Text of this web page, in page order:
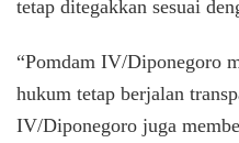
tetap ditegakkan sesuai
“Pomdam IV/Diponegoro
hukum tetap berjalan
IV/Diponegoro juga